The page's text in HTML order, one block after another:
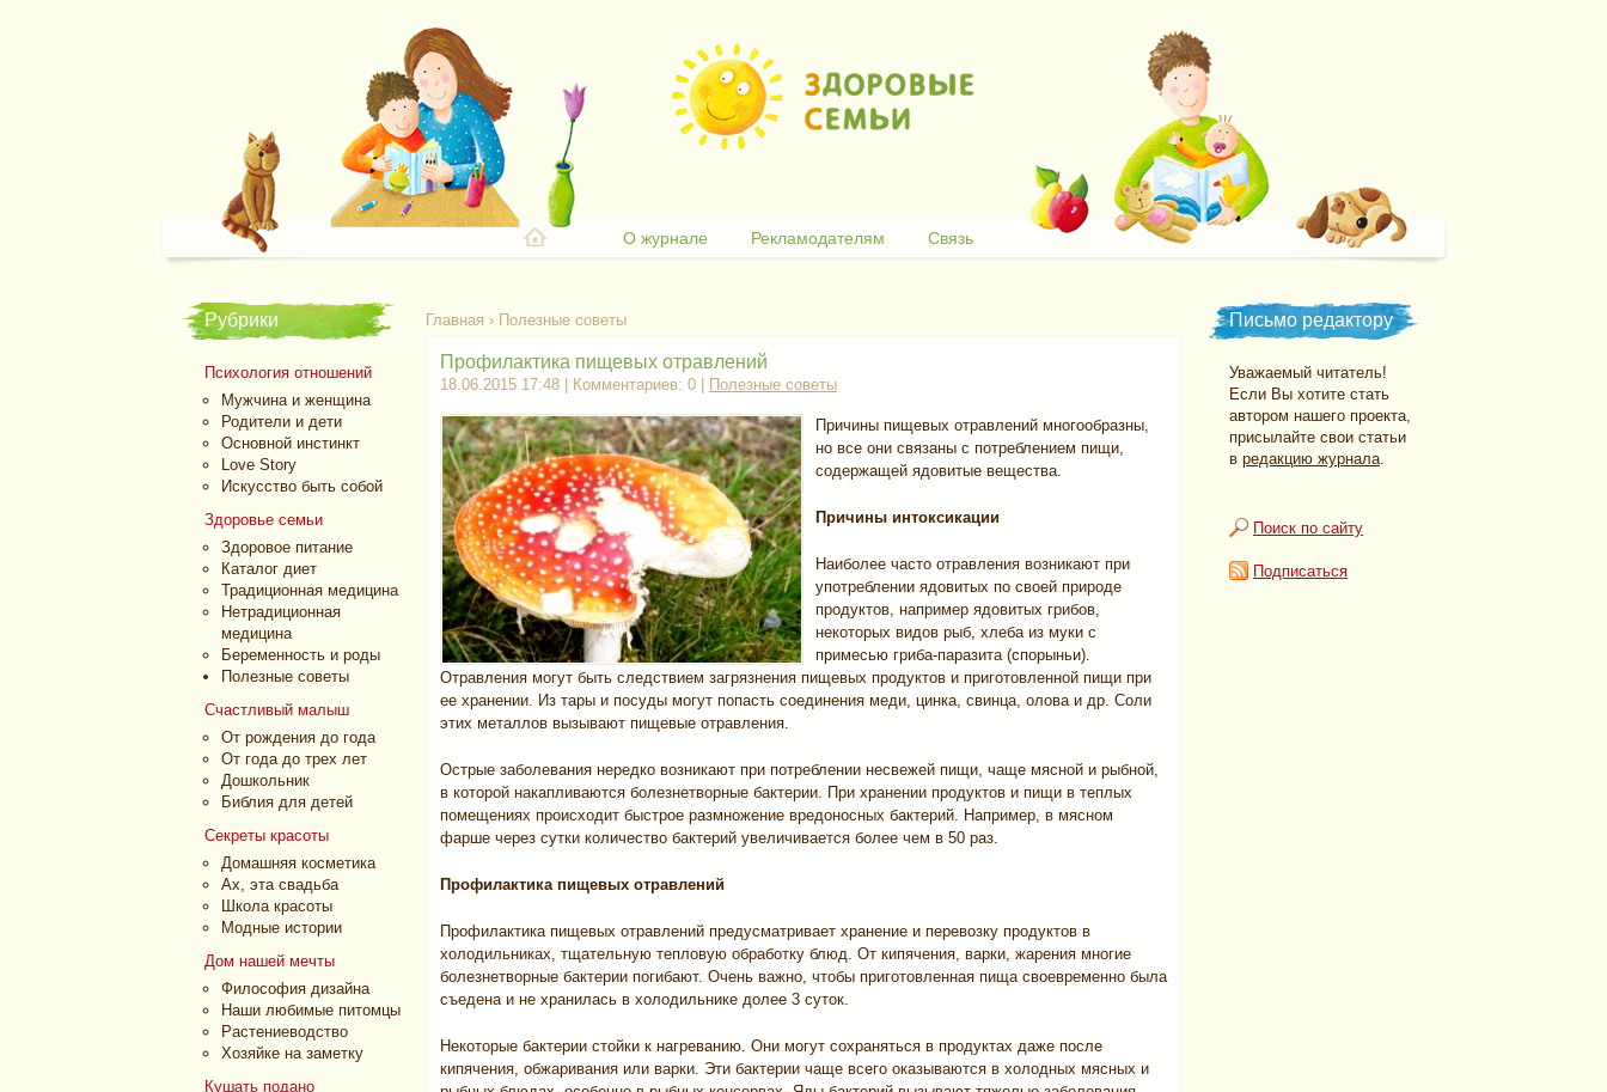
О журнале Рекламодателям Связь
Рубрики
Психология отношений
Мужчина и женщина
Родители и дети
Основной инстинкт
Love Story
Искусство быть собой
Здоровье семьи
Здоровое питание
Каталог диет
Традиционная медицина
Нетрадиционная
медицина
Беременность и роды
Полезные советы
Счастливый малыш
От рождения до года
От года до трех лет
Дошкольник
Библия для детей
Секреты красоты
Домашняя косметика
Ах, эта свадьба
Школа красоты
Модные истории
Дом нашей мечты
Философия дизайна
Наши любимые питомцы
Растениеводство
Хозяйке на заметку
Кушать подано
Письмо редактору
Уважаемый читатель!
Если Вы хотите стать
автором нашего проекта,
присылайте свои статьи
в редакцию журнала.
Поиск по сайту
Подписаться
Главная › Полезные советы
Профилактика пищевых отравлений
18.06.2015 17:48 | Комментариев: 0 | Полезные советы
Причины пищевых отравлений многообразны,
но все они связаны с потреблением пищи,
содержащей ядовитые вещества.
Причины интоксикации
Наиболее часто отравления возникают при
употреблении ядовитых по своей природе
продуктов, например ядовитых грибов,
некоторых видов рыб, хлеба из муки с
примесью гриба-паразита (спорыньи).
Отравления могут быть следствием загрязнения пищевых продуктов и приготовленной пищи при
ее хранении. Из тары и посуды могут попасть соединения меди, цинка, свинца, олова и др. Соли
этих металлов вызывают пищевые отравления.
Острые заболевания нередко возникают при потреблении несвежей пищи, чаще мясной и рыбной,
в которой накапливаются болезнетворные бактерии. При хранении продуктов и пищи в теплых
помещениях происходит быстрое размножение вредоносных бактерий. Например, в мясном
фарше через сутки количество бактерий увеличивается более чем в 50 раз.
Профилактика пищевых отравлений
Профилактика пищевых отравлений предусматривает хранение и перевозку продуктов в
холодильниках, тщательную тепловую обработку блюд. От кипячения, варки, жарения многие
болезнетворные бактерии погибают. Очень важно, чтобы приготовленная пища своевременно была
съедена и не хранилась в холодильнике долее 3 суток.
Некоторые бактерии стойки к нагреванию. Они могут сохраняться в продуктах даже после
кипячения, обжаривания или варки. Эти бактерии чаще всего оказываются в холодных мясных и